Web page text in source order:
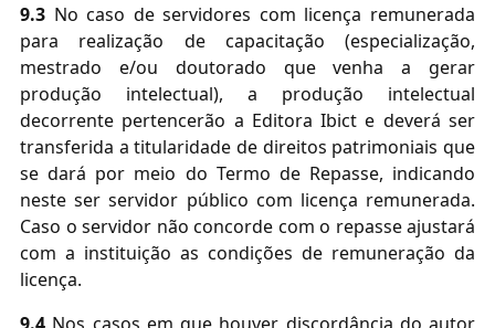
9.3 No caso de servidores com licença remunerada
para realização de capacitação (especialização,
mestrado e/ou doutorado que venha a gerar
produção intelectual), a produção intelectual
decorrente pertencerão a Editora Ibict e deverá ser
transferida a titularidade de direitos patrimoniais que
se dará por meio do Termo de Repasse, indicando
neste ser servidor público com licença remunerada.
Caso o servidor não concorde com o repasse ajustará
com a instituição as condições de remuneração da
licença.